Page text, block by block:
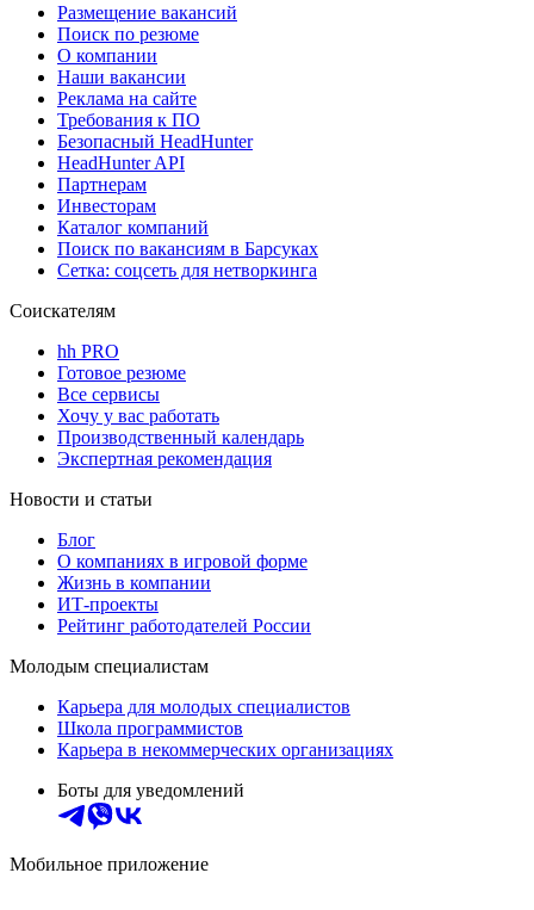
Размещение вакансий
Поиск по резюме
О компании
Наши вакансии
Реклама на сайте
Требования к ПО
Безопасный HeadHunter
HeadHunter API
Партнерам
Инвесторам
Каталог компаний
Поиск по вакансиям в Барсуках
Сетка: соцсеть для нетворкинга
Соискателям
hh PRO
Готовое резюме
Все сервисы
Хочу у вас работать
Производственный календарь
Экспертная рекомендация
Новости и статьи
Блог
О компаниях в игровой форме
Жизнь в компании
ИТ-проекты
Рейтинг работодателей России
Молодым специалистам
Карьера для молодых специалистов
Школа программистов
Карьера в некоммерческих организациях
Боты для уведомлений
Мобильное приложение